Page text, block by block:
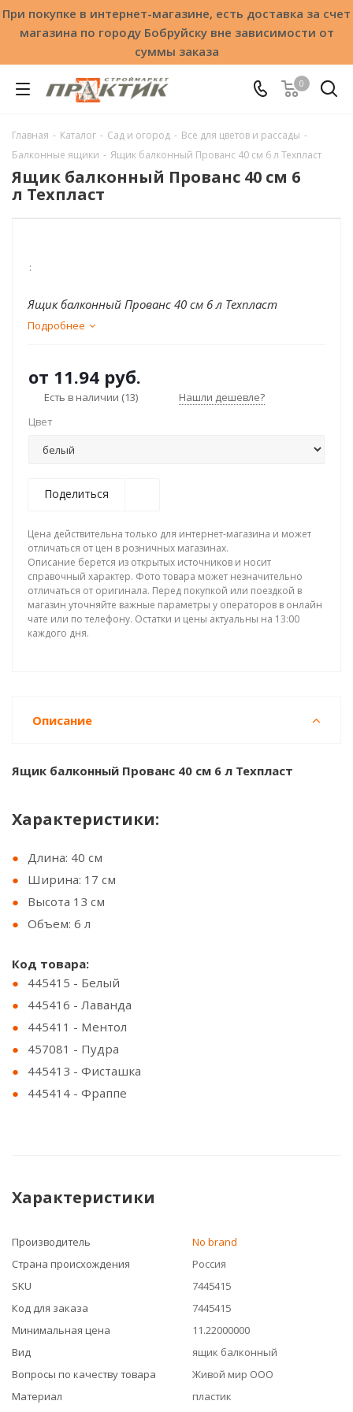
При покупке в интернет-магазине, есть доставка за счет
магазина по городу Бобруйску вне зависимости от
суммы заказа
0
Главная - Каталог - Сад и огород - Все для цветов и рассады -
Балконные ящики - Ящик балконный Прованс 40 см 6 л Техпласт
Ящик балконный Прованс 40 см 6
л Техпласт
:
Ящик балконный Прованс 40 см 6 л Техпласт
Подробнее
от 11.94 руб.
Есть в наличии (13)
Нашли дешевле?
Цвет
Поделиться
Цена действительна только для интернет-магазина и может
отличаться от цен в розничных магазинах.
Описание берется из открытых источников и носит
справочный характер. Фото товара может незначительно
отличаться от оригинала. Перед покупкой или поездкой в
магазин уточняйте важные параметры у операторов в онлайн
чате или по телефону. Остатки и цены актуальны на 13:00
каждого дня.
Описание
Ящик балконный Прованс 40 см 6 л Техпласт
Характеристики:
Длина: 40 см
Ширина: 17 см
Высота 13 см
Объем: 6 л
Код товара:
445415 - Белый
445416 - Лаванда
445411 - Ментол
457081 - Пудра
445413 - Фисташка
445414 - Фраппе
Характеристики
Производитель
No brand
Страна происхождения
Россия
SKU
7445415
Код для заказа
7445415
Минимальная цена
11.22000000
Вид
ящик балконный
Вопросы по качеству товара
Живой мир ООО
Материал
пластик